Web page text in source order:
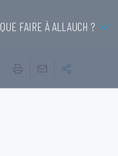
QUE FAIRE À ALLAUCH ?